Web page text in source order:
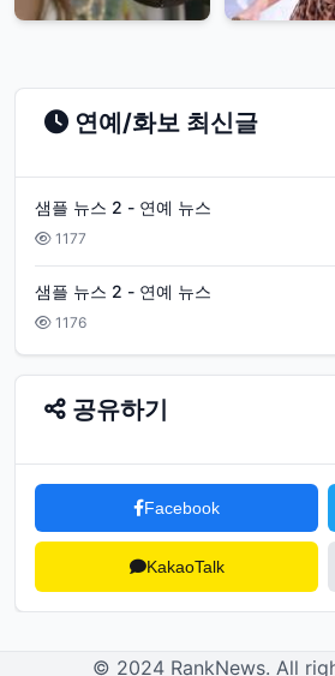
연예/화보 최신글
샘플 뉴스 2 - 연예 뉴스
1177
샘플 뉴스 2 - 연예 뉴스
1176
공유하기
Facebook
KakaoTalk
© 2024 RankNews. All